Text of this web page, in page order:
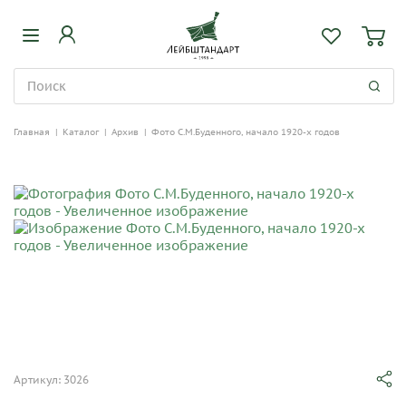
Главная | Каталог | Архив | Фото С.М.Буденного, начало 1920-х годов
Артикул: 3026